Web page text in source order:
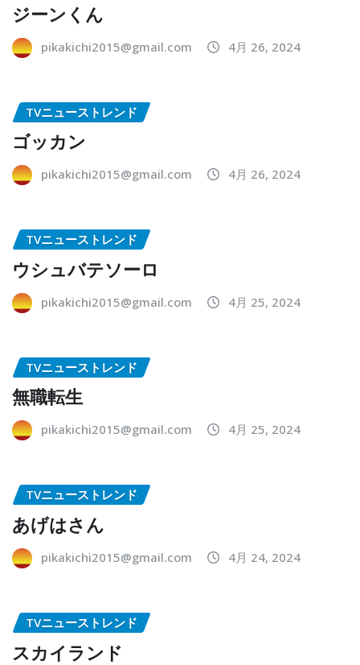
ジーンくん
pikakichi2015@gmail.com 4月 26, 2024
TVニューストレンド
ゴッカン
pikakichi2015@gmail.com 4月 26, 2024
TVニューストレンド
ウシュバテソーロ
pikakichi2015@gmail.com 4月 25, 2024
TVニューストレンド
無職転生
pikakichi2015@gmail.com 4月 25, 2024
TVニューストレンド
あげはさん
pikakichi2015@gmail.com 4月 24, 2024
TVニューストレンド
スカイランド